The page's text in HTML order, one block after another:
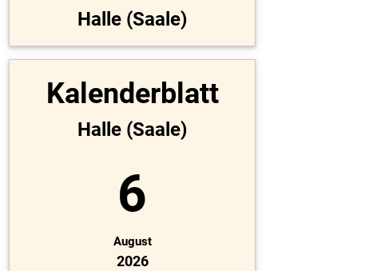
Halle (Saale)
Kalenderblatt
Halle (Saale)
6
August
2026